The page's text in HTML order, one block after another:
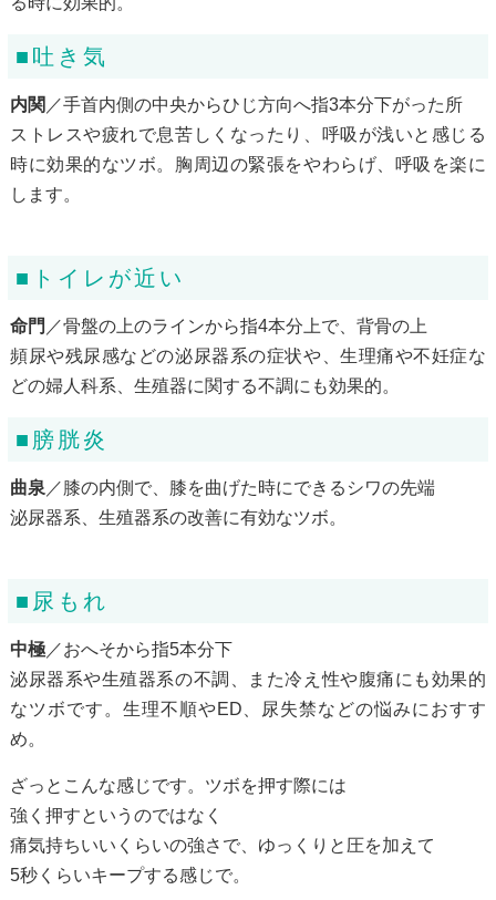
■吐き気
内関 ／手首内側の中央からひじ方向へ指3本分下がった所
ストレスや疲れで息苦しくなったり、呼吸が浅いと感じる
時に効果的なツボ。胸周辺の緊張をやわらげ、呼吸を楽に
します。
■トイレが近い
命門 ／骨盤の上のラインから指4本分上で、背骨の上
頻尿や残尿感などの泌尿器系の症状や、生理痛や不妊症な
どの婦人科系、生殖器に関する不調にも効果的。
■膀胱炎
曲泉 ／膝の内側で、膝を曲げた時にできるシワの先端
泌尿器系、生殖器系の改善に有効なツボ。
■尿もれ
中極／おへそから指5本分下
泌尿器系や生殖器系の不調、また冷え性や腹痛にも効果的
なツボです。生理不順やED、尿失禁などの悩みにおすす
め。
ざっとこんな感じです。ツボを押す際には
強く押すというのではなく
痛気持ちいいくらいの強さで、ゆっくりと圧を加えて
5秒くらいキープする感じで。